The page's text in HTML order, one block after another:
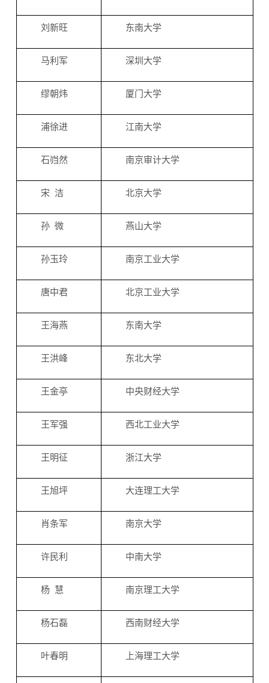
刘新旺 东南大学
马利军 深圳大学
缪朝炜 厦门大学
浦徐进 江南大学
石岿然 南京审计大学
宋 洁 北京大学
孙 微 燕山大学
孙玉玲 南京工业大学
唐中君 北京工业大学
王海燕 东南大学
王洪峰 东北大学
王金亭 中央财经大学
王军强 西北工业大学
王明征 浙江大学
王旭坪 大连理工大学
肖条军 南京大学
许民利 中南大学
杨 慧 南京理工大学
杨石磊 西南财经大学
叶春明 上海理工大学